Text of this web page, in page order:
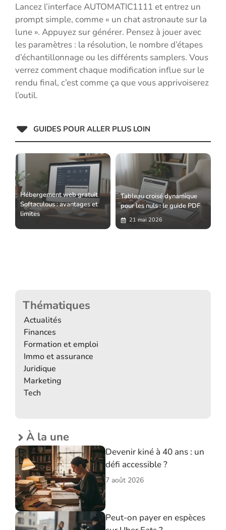
Lancez l’interface AUTOMATIC1111 et entrez un
prompt simple, comme « un chat astronaute sur la
lune ». Appuyez sur générer. Pensez à jouer avec
les paramètres : la résolution, le nombre d’étapes
d’échantillonnage ou les différents samplers. Vous
verrez comment chaque modification influe sur le
rendu final, c’est comme ça que vous apprivoiserez
l’outil.
GUIDES POUR ALLER PLUS LOIN
Hébergement web gratuit
Softaculous : avantages et
limites
Tableau croisé dynamique
pour les nuls : le guide PDF
21 mai 2026
Thématiques
Actualités
Finances
Formation et emploi
Immo et assurance
Juridique
Marketing
Tech
À la une
Devenir kiné à 40 ans : un
défi accessible ?
7 août 2026
Peut-on payer en espèces